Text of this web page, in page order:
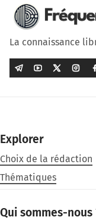
La connaissance
Explorer
Choix de la rédaction
Thématiques
Qui sommes-nous